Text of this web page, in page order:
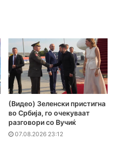
(Видео) Зеленски пристигна
во Србија, го очекуваат
разговори со Вучиќ
07.08.2026 23:12